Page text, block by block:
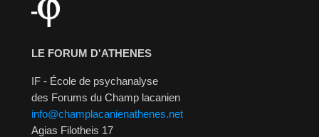
LE FORUM D'ATHENES
IF - École de psychanalyse
des Forums du Champ lacanien
info@champlacanienathenes.net
Agias Filotheis 17